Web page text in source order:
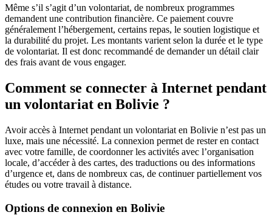
Même s’il s’agit d’un volontariat, de nombreux programmes
demandent une contribution financière. Ce paiement couvre
généralement l’hébergement, certains repas, le soutien logistique et
la durabilité du projet. Les montants varient selon la durée et le type
de volontariat. Il est donc recommandé de demander un détail clair
des frais avant de vous engager.
Comment se connecter à Internet pendant
un volontariat en Bolivie ?
Avoir accès à Internet pendant un volontariat en Bolivie n’est pas un
luxe, mais une nécessité. La connexion permet de rester en contact
avec votre famille, de coordonner les activités avec l’organisation
locale, d’accéder à des cartes, des traductions ou des informations
d’urgence et, dans de nombreux cas, de continuer partiellement vos
études ou votre travail à distance.
Options de connexion en Bolivie